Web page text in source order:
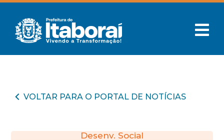
VOLTAR PARA O PORTAL DE NOTÍCIAS
Desenv. Social